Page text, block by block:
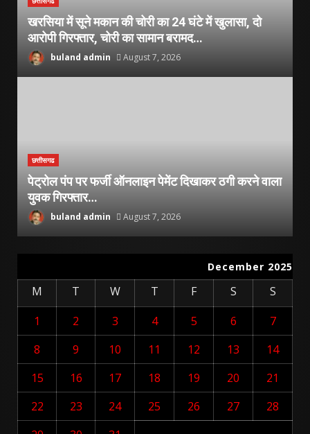
खरसिया में सूने मकान की चोरी का 24 घंटे में खुलासा, दो
आरोपी गिरफ्तार, चोरी का सामान बरामद…
buland admin August 7, 2026
छत्तीसगढ
पेट्रोल पंप पर फर्जी ऑनलाइन पेमेंट दिखाकर ठगी करने वाला
युवक गिरफ्तार…
buland admin August 7, 2026
December 2025
M T W T F S
S
1
2 3 4 5 6
7
8
9 10 11 12 13
14
15
16 17 18 19 20
21
22
23 24 25 26 27
28